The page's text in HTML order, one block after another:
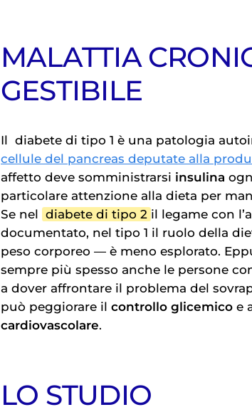
MALATTIA
GESTIBILE
Il diabete di tipo 1 è una patologia
cellule del pancreas deputate alla
affetto deve somministrarsi insulina
particolare attenzione alla dieta per
Se nel
diabete di tipo 2 il legame con
documentato, nel tipo 1 il ruolo della
peso corporeo — è meno esplorato.
sempre più spesso anche le persone
a dover affrontare il problema del
può peggiorare il controllo glicemico e
cardiovascolare.
LO STUDIO